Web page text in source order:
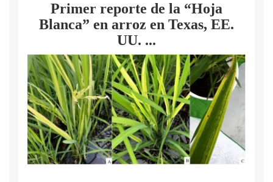
Primer reporte de la “Hoja
Blanca” en arroz en Texas, EE.
UU. ...